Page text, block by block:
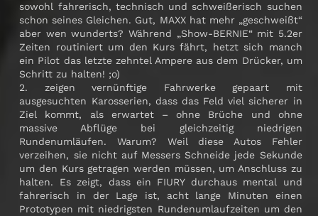
sowohl fahrerisch, technisch und schweißerisch suchen
schon seines Gleichen. Gut, MAXX hat mehr „geschweißt“
aber wen wunderts? Während „Show-BERNIE“ mit 5.2er
Zeiten routiniert um den Kurs fährt, hetzt sich manch
ein Pilot das letzte zehntel Ampere aus dem Drücker, um
Schritt zu halten! ;o)
2. zeigen vernünftige Fahrwerke gepaart mit
ausgesuchten Karosserien, dass das Feld viel sicherer in
Ziel kommt, als erwartet – ohne Brüche und ohne
massive Abflüge bei gleichzeitig niedrigen
Rundenumläufen. Warum? Weil diese Autos Fehler
verzeihen, sie nicht auf Messers Schneide jede Sekunde
um den Kurs getragen werden müssen, um Anschluss zu
halten. Es zeigt, dass ein FIURY durchaus mental und
fahrerisch in der Lage ist, acht lange Minuten einen
Prototypen mit niedrigsten Rundenumlaufzeiten um den